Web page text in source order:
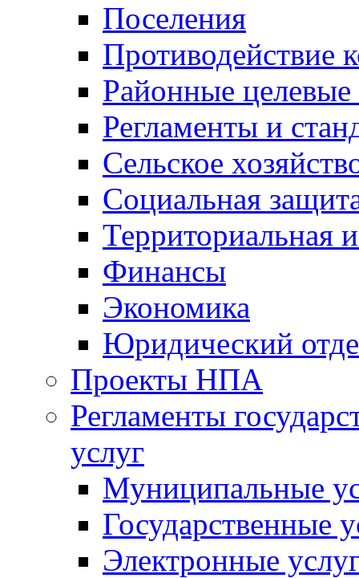
Поселения
Противодействие
Районные
Регламенты и
Сельское
Социальная
Территориальная
Финансы
Экономика
Юридический
Проекты НПА
Регламенты
услуг
Муниципальные
Государственные
Электронные